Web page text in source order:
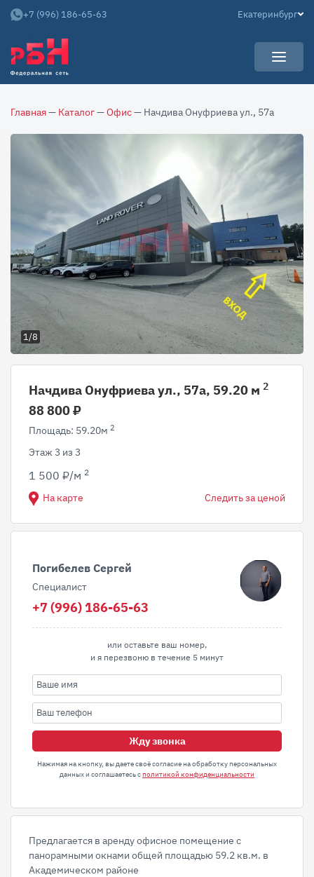
Арендаторам
Собственникам
НОВОСТИ
О КОМПАНИИ
Команда
Контакты
Отзывы
АРЕНДНЫЙ БИЗНЕС
+7 (996) 186-65-63 Екатеринбург
Главная— Каталог—Офис— Начдива Онуфриева ул., 57а
1/8
Начдива Онуфриева ул., 57а, 59.20 м 2
88 800 ₽
Площадь: 59.20м 2
Этаж 3 из 3
1 500 ₽/м 2
На карте Следить за ценой
Погибелев Сергей
Специалист
+7 (996) 186-65-63
или оставьте ваш номер,
и я перезвоню в течение 5 минут
Жду звонка
Нажимая на кнопку, вы даете своё согласие на обработку персональных
данных и соглашаетесь сполитикой конфиденциальности
Предлагается в аренду офисное помещение с
панорамными окнами общей площадью 59.2 кв.м. в
Академическом районе